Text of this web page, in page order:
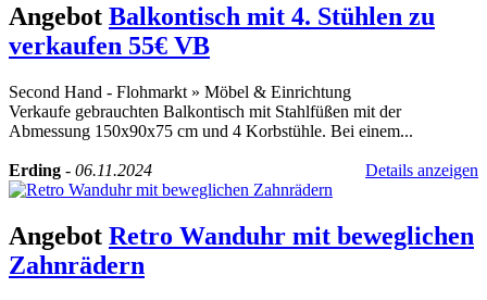
Angebot Balkontisch mit 4. Stühlen zu
verkaufen 55€ VB
Second Hand - Flohmarkt » Möbel & Einrichtung
Verkaufe gebrauchten Balkontisch mit Stahlfüßen mit der
Abmessung 150x90x75 cm und 4 Korbstühle. Bei einem...
Erding - 06.11.2024 Details anzeigen
Angebot Retro Wanduhr mit beweglichen
Zahnrädern